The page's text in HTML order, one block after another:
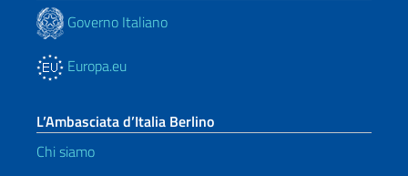
Governo Italiano
Europa.eu
L’Ambasciata d’Italia Berlino
Chi siamo